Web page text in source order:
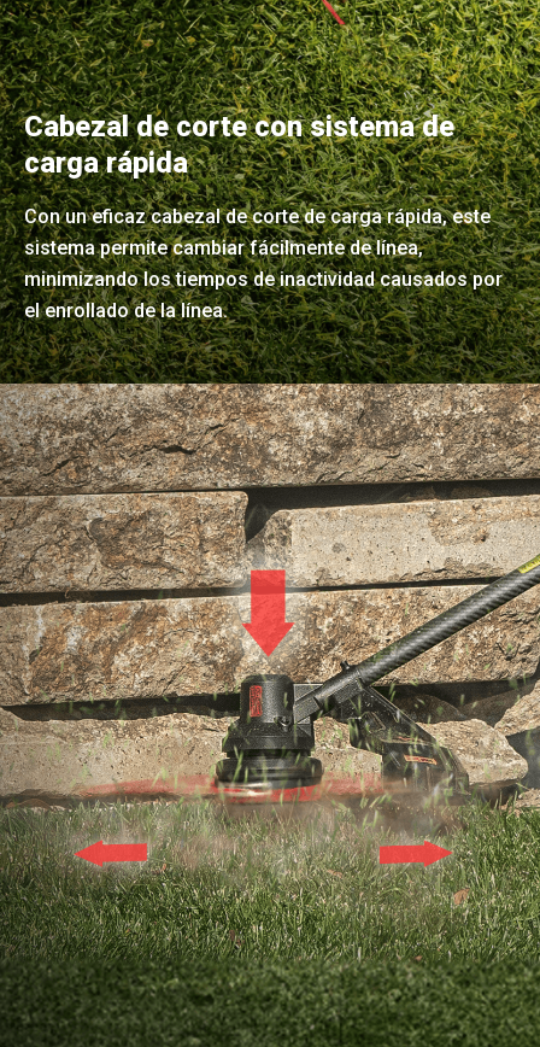
Cabezal de corte con sistema de
carga rápida
Con un eficaz cabezal de corte de carga rápida, este
sistema permite cambiar fácilmente de línea,
minimizando los tiempos de inactividad causados por
el enrollado de la línea.